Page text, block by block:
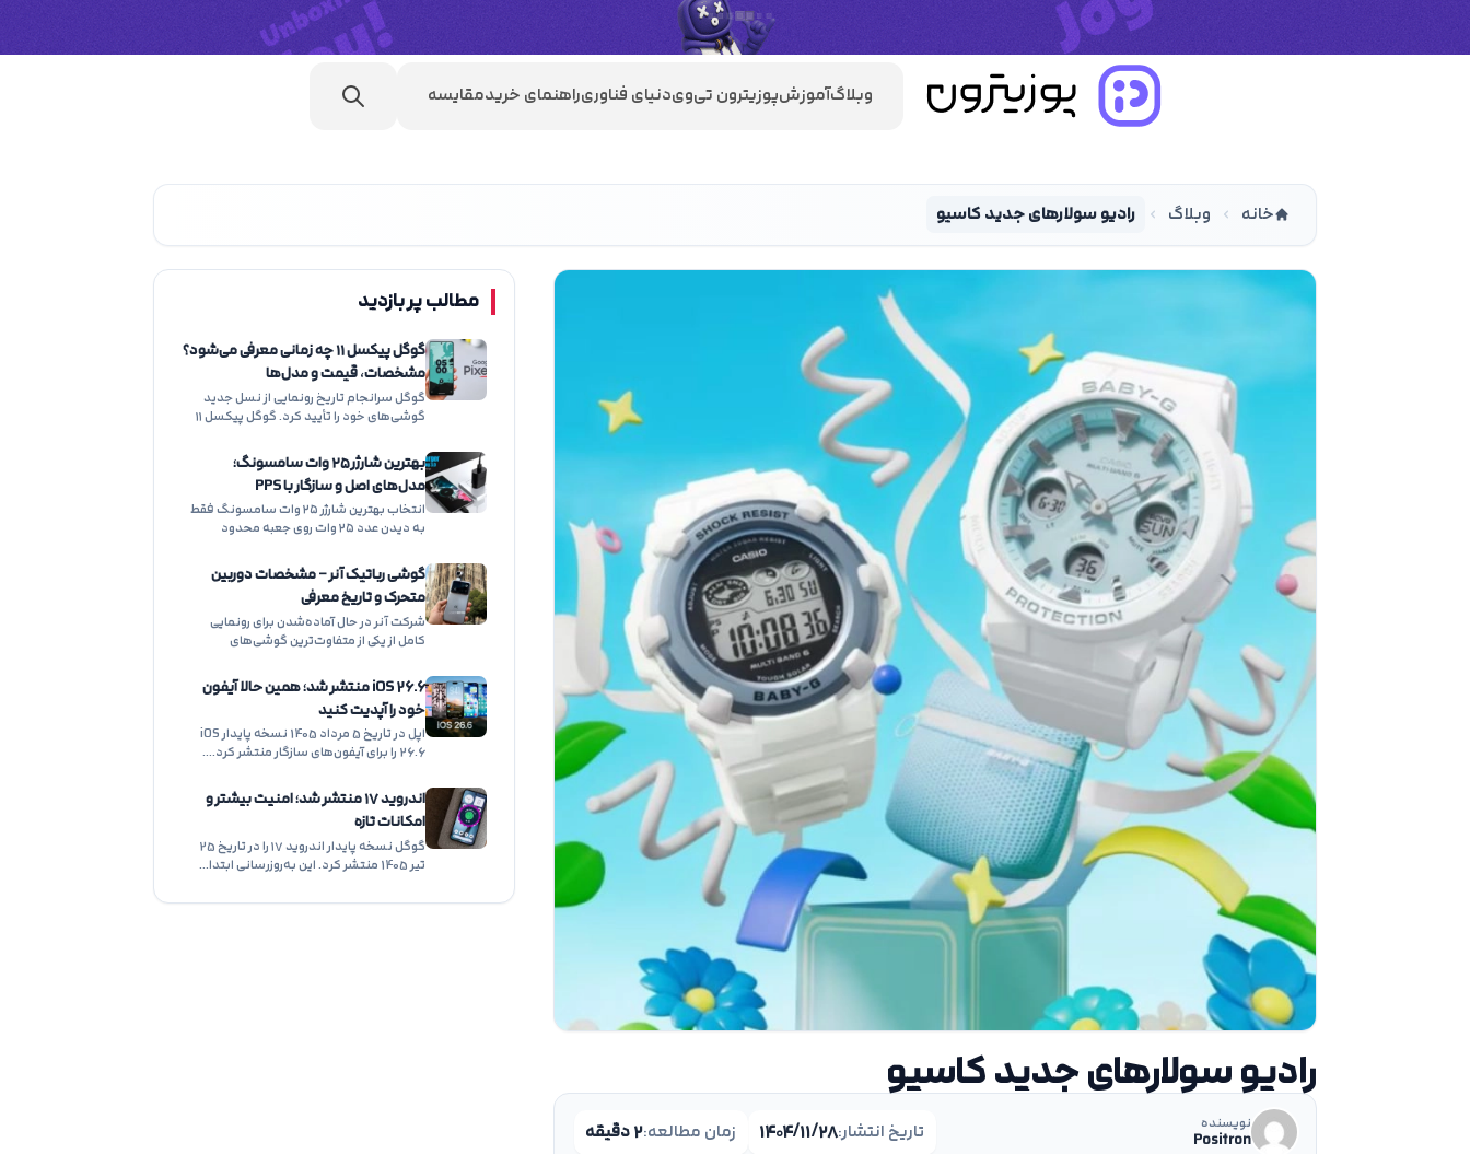
وبلاگآموزشپوزیترون تی‌ویدنیای فناوریراهنمای خریدمقایسه
خانه وبلاگ رادیو سولارهای جدید کاسیو
رادیو سولارهای جدید کاسیو
نویسنده
Positron تاریخ انتشار:۱۴۰۴/۱۱/۲۸ زمان مطالعه:۲ دقیقه
مطالب پر بازدید
گوگل پیکسل ۱۱ چه زمانی معرفی می‌شود؟
مشخصات، قیمت و مدل‌ها
گوگل سرانجام تاریخ رونمایی از نسل جدید
گوشی‌های خود را تأیید کرد. گوگل پیکسل ۱۱
بهترین شارژر ۲۵ وات سامسونگ؛
مدل‌های اصل و سازگار با PPS
انتخاب بهترین شارژر ۲۵ وات سامسونگ فقط
به دیدن عدد ۲۵ وات روی جعبه محدود
گوشی رباتیک آنر – مشخصات دوربین
متحرک و تاریخ معرفی
شرکت آنر در حال آماده‌شدن برای رونمایی
کامل از یکی از متفاوت‌ترین گوشی‌های
iOS 26.6 منتشر شد؛ همین حالا آیفون
خود را آپدیت کنید
اپل در تاریخ 5 مرداد 1405 نسخه پایدار iOS
26.6 را برای آیفون‌های سازگار منتشر کرد.…
اندروید ۱۷ منتشر شد؛ امنیت بیشتر و
امکانات تازه
گوگل نسخه پایدار اندروید ۱۷ را در تاریخ 25
تیر 1405 منتشر کرد. این به‌روزرسانی ابتدا…